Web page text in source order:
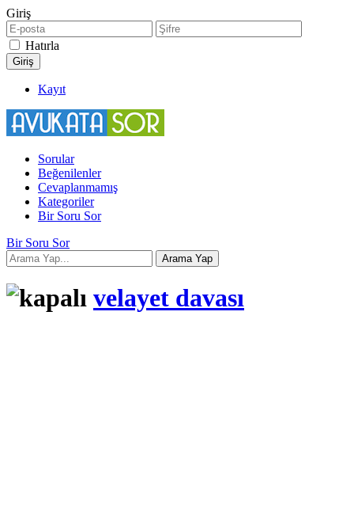
Giriş
Hatırla
Kayıt
Sorular
Beğenilenler
Cevaplanmamış
Kategoriler
Bir Soru Sor
Bir Soru Sor
velayet davası